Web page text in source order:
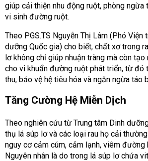
giúp cải thiện nhu động ruột, phòng ngừa
vi sinh đường ruột.
Theo PGS.TS Nguyễn Thị Lâm (Phó Viện
dưỡng Quốc gia) cho biết, chất xơ trong
lơ không chỉ giúp nhuận tràng mà còn
cho vi khuẩn đường ruột phát triển, từ đó
thu, bảo vệ hệ tiêu hóa và ngăn ngừa táo
Tăng Cường Hệ Miễn Dịch
Theo nghiên cứu từ Trung tâm Dinh
thụ lá súp lơ và các loại rau họ cải
nguy cơ cảm cúm, cảm lạnh, viêm đường
Nguyên nhân là do trong lá súp lơ chứa